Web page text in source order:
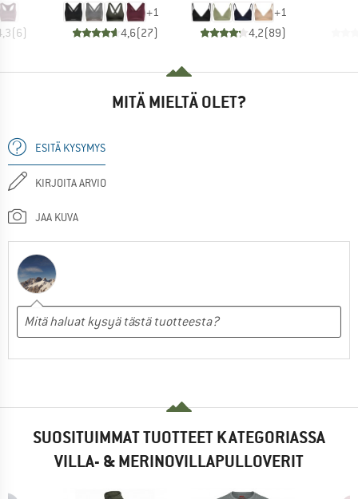
(6)
+1
4,6(27)
+1
4,2(89)
MITÄ MIELTÄ OLET?
ESITÄ KYSYMYS
KIRJOITA ARVIO
JAA KUVA
SUOSITUIMMAT TUOTTEET KATEGORIASSA
VILLA- & MERINOVILLAPULLOVERIT